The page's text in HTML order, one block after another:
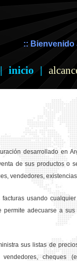
:: Bienvenido
| inicio |
desarrollado en
de sus productos o
vendedores,
usando
adecuarse a sus
sus listas de
cheques